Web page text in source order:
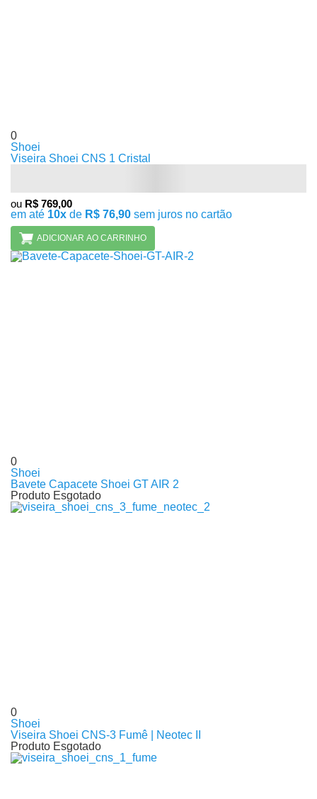
0
Shoei
Viseira Shoei CNS 1 Cristal
ou R$ 769,00
em até 10x de R$ 76,90 sem juros no cartão
ADICIONAR AO CARRINHO
0
Shoei
Bavete Capacete Shoei GT AIR 2
Produto Esgotado
0
Shoei
Viseira Shoei CNS-3 Fumê | Neotec II
Produto Esgotado